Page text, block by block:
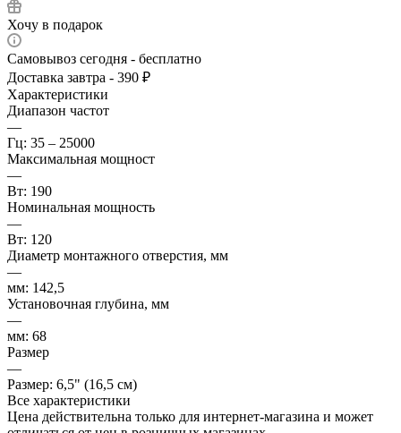
Хочу в подарок
Самовывоз сегодня - бесплатно
Доставка завтра - 390 ₽
Характеристики
Диапазон частот
—
Гц: 35 – 25000
Максимальная мощност
—
Вт: 190
Номинальная мощность
—
Вт: 120
Диаметр монтажного отверстия, мм
—
мм: 142,5
Установочная глубина, мм
—
мм: 68
Размер
—
Размер: 6,5" (16,5 см)
Все характеристики
Цена действительна только для интернет-магазина и может